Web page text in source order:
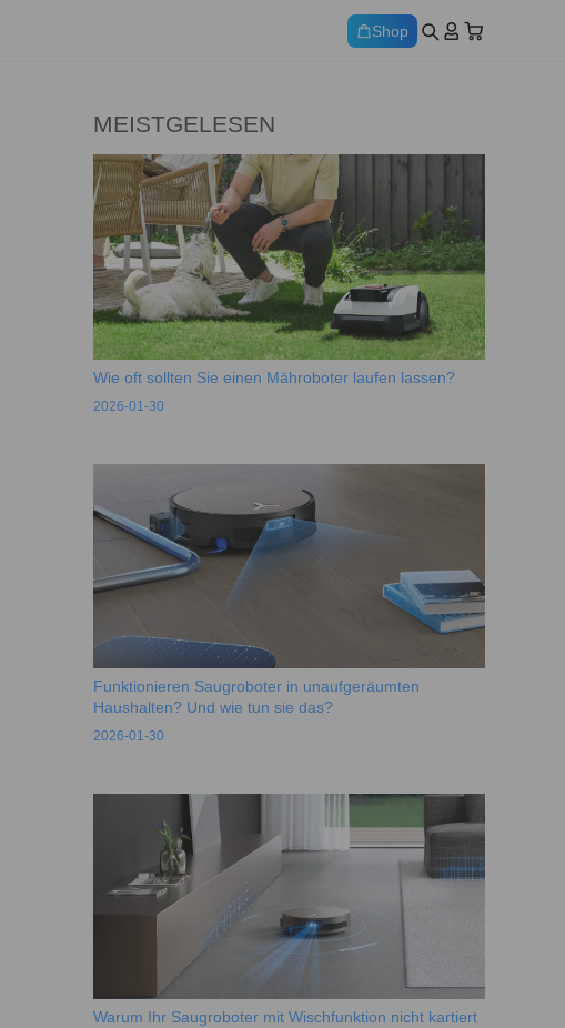
Shop
MEISTGELESEN
Wie oft sollten Sie einen Mähroboter laufen lassen?
2026-01-30
Funktionieren Saugroboter in unaufgeräumten
Haushalten? Und wie tun sie das?
2026-01-30
Warum Ihr Saugroboter mit Wischfunktion nicht kartiert